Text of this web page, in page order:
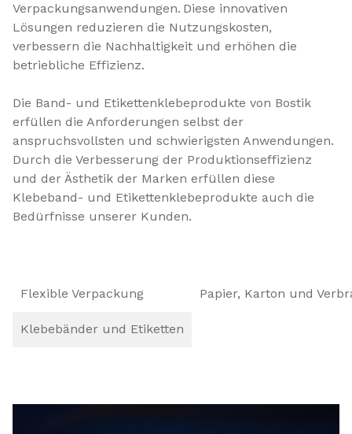
Verpackungsanwendungen. Diese innovativen
Lösungen reduzieren die Nutzungskosten,
verbessern die Nachhaltigkeit und erhöhen die
betriebliche Effizienz.
Die Band- und Etikettenklebeprodukte von Bostik
erfüllen die Anforderungen selbst der
anspruchsvollsten und schwierigsten Anwendungen.
Durch die Verbesserung der Produktionseffizienz
und der Ästhetik der Marken erfüllen diese
Klebeband- und Etikettenklebeprodukte auch die
Bedürfnisse unserer Kunden.
Flexible Verpackung Papier, Karton und
Klebebänder und Etiketten